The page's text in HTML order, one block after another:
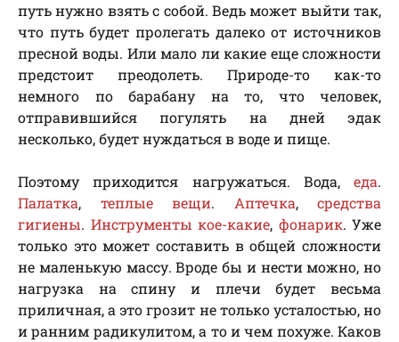
путь нужно взять с собой. Ведь может выйти так,
что путь будет пролегать далеко от источников
пресной воды. Или мало ли какие еще сложности
предстоит преодолеть. Природе-то как-то
немного по барабану на то, что человек,
отправившийся погулять на дней эдак
несколько, будет нуждаться в воде и пище.
Поэтому приходится нагружаться. Вода, еда.
Палатка, теплые вещи. Аптечка, средства
гигиены. Инструменты кое-какие, фонарик. Уже
только это может составить в общей сложности
не маленькую массу. Вроде бы и нести можно, но
нагрузка на спину и плечи будет весьма
приличная, а это грозит не только усталостью, но
и ранним радикулитом, а то и чем похуже. Каков